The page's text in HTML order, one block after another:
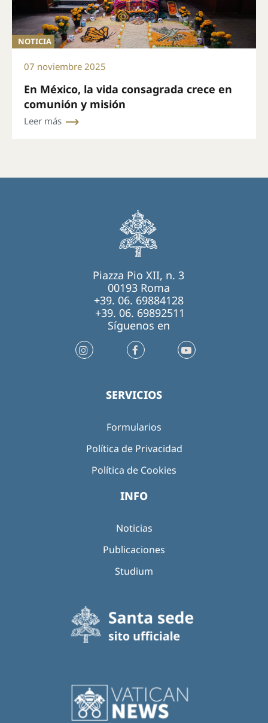
NOTICIA
07 noviembre 2025
En México, la vida consagrada crece en
comunión y misión
Leer más
Piazza Pio XII, n. 3
00193 Roma
+39. 06. 69884128
+39. 06. 69892511
Síguenos en
SERVICIOS
Formularios
Política de Privacidad
Política de Cookies
INFO
Noticias
Publicaciones
Studium